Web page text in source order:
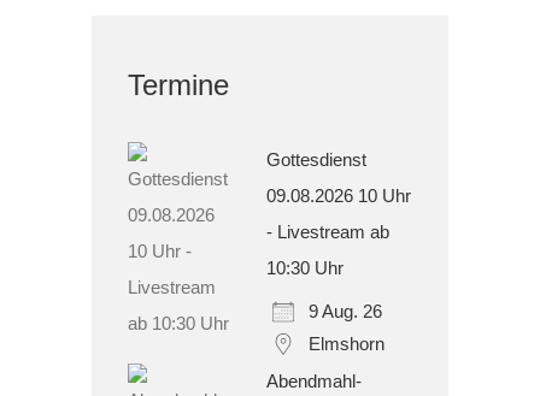
Termine
Gottesdienst
09.08.2026 10 Uhr
- Livestream ab
10:30 Uhr
9 Aug. 26
Elmshorn
Abendmahl-